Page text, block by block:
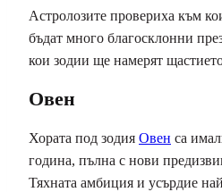
Астролозите провериха към
бъдат много благосклонни
кои зодии ще намерят
Овен
Хората под зодия Овен са
година, пълна с нови
Тяхната амбиция и усърдие